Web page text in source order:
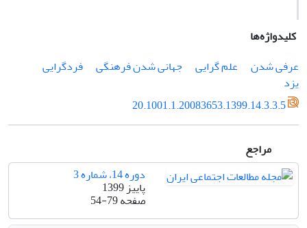
کلیدواژه‌ها
عرفی شدن
علم گرایی جهانی شدن فرهنگی
فردگرایی
یزد
20.1001.1.20083653.1399.14.3.3.5
مراجع
دوره 14، شماره 3
پاییز 1399
صفحه54-79